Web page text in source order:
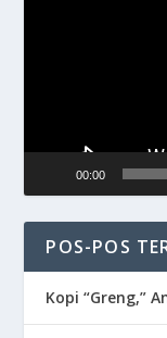
00:00
POS-POS
Kopi “Greng,”